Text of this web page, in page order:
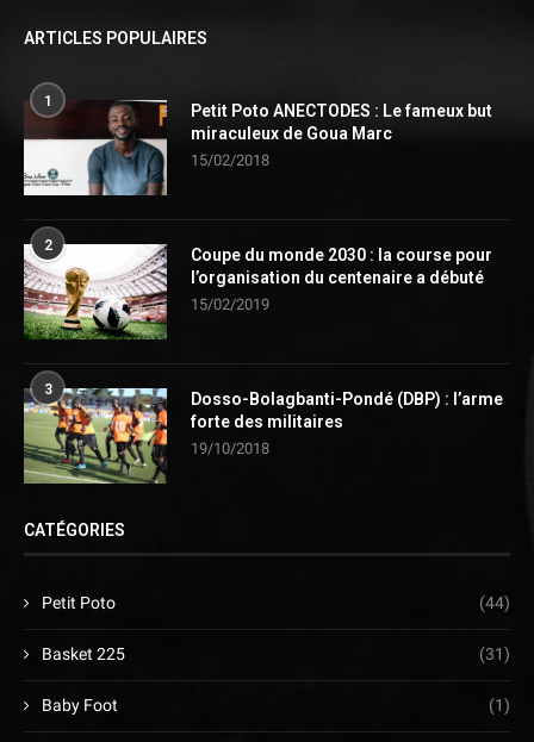
ARTICLES POPULAIRES
1
Petit Poto ANECTODES : Le fameux but
miraculeux de Goua Marc
15/02/2018
2
Coupe du monde 2030 : la course pour
l’organisation du centenaire a débuté
15/02/2019
3
Dosso-Bolagbanti-Pondé (DBP) : l’arme
forte des militaires
19/10/2018
CATÉGORIES
Petit Poto (44)
Basket 225 (31)
Baby Foot (1)